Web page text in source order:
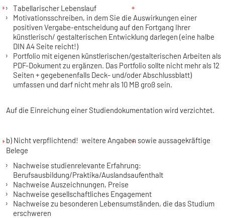
Tabellarischer Lebenslauf
Motivationsschreiben, in dem Sie die Auswirkungen einer
positiven Vergabe-entscheidung auf den Fortgang Ihrer
künstlerisch/ gestalterischen Entwicklung darlegen (eine halbe
DIN A4 Seite reicht!)
Portfolio mit eigenen künstlerischen/gestalterischen Arbeiten als
PDF-Dokument zu ergänzen. Das Portfolio sollte nicht mehr als 12
Seiten + gegebenenfalls Deck- und/oder Abschlussblatt)
umfassen und darf nicht mehr als 10 MB groß sein.
Auf die Einreichung einer Studiendokumentation wird verzichtet.
b) Nicht verpflichtend! weitere Angaben sowie aussagekräftige
Belege
Nachweise studienrelevante Erfahrung:
Berufsausbildung/Praktika/Auslandsaufenthalt
Nachweise Auszeichnungen, Preise
Nachweise gesellschaftliches Engagement
Nachweise zu besonderen Lebensumständen, die das Studium
erschweren